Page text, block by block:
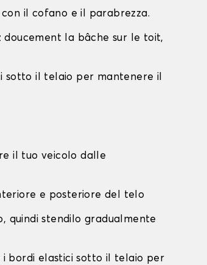
il cofano e il parabrezza.
doucement la bâche sur le toit,
sotto il telaio per mantenere il
il tuo veicolo dalle
e posteriore del telo
quindi stendilo gradualmente
i bordi elastici sotto il telaio per